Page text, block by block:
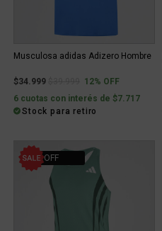
Musculosa adidas Adizero Hombre
$34.999 Price reduced from
to12% OFF
6 cuotas con interés de $7.717
Stock para retiro
31% OFF